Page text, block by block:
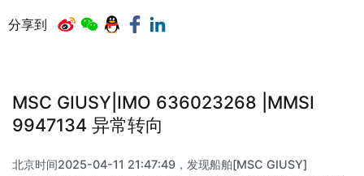
分享到
MSC GIUSY|IMO 636023268 |MMSI
9947134 异常转向
北京时间2025-04-11 21:47:49，发现船舶[MSC GIUSY]